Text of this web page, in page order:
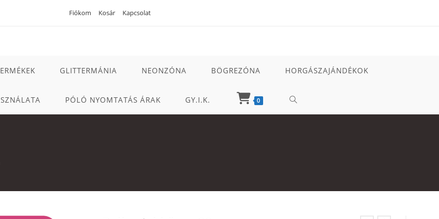
Fiókom Kosár Kapcsolat
GLITTERMÁNIA NEONZÓNA BÖGREZÓNA HORGÁSZAJÁNDÉKOK
PÓLÓ NYOMTATÁS ÁRAK GY.I.K. 0 TOGGLE